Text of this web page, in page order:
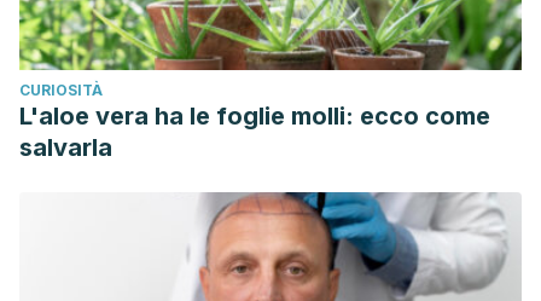
CURIOSITÀ
L'aloe vera ha le foglie molli: ecco come
salvarla